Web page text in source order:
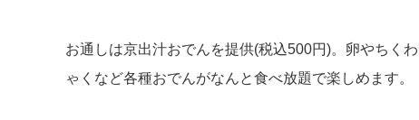
お通しは京出汁おでんを提供(税込500円)。卵やちく
ゃくなど各種おでんがなんと食べ放題で楽しめます。